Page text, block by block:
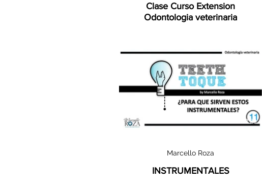
Clase Curso Extension
Odontologia veterinaria
02:20
Marcello Roza
INSTRUMENTALES